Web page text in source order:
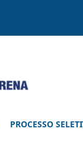
PROCESSO